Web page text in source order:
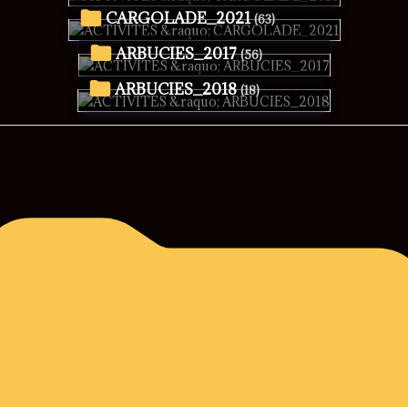
CARGOLADE_2021 (63)
ARBUCIES_2017 (56)
ARBUCIES_2018 (18)